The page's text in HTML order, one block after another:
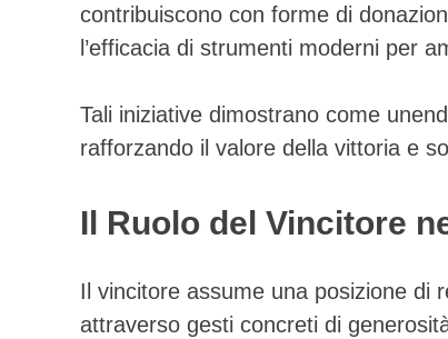
contribuiscono con forme di
l’efficacia di strumenti moderni per
Tali iniziative dimostrano come
rafforzando il valore della vittoria e
Il Ruolo del Vincitore
Il vincitore assume una posizione di
attraverso gesti concreti di